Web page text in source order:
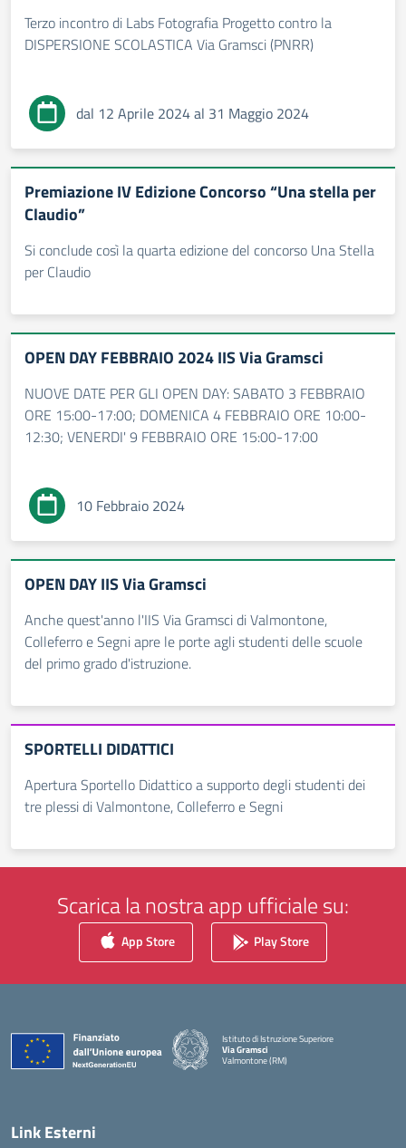
Terzo incontro di Labs Fotografia Progetto contro la
DISPERSIONE SCOLASTICA Via Gramsci (PNRR)
dal 12 Aprile 2024 al 31 Maggio 2024
Premiazione IV Edizione Concorso “Una stella per
Claudio”
Si conclude così la quarta edizione del concorso Una Stella
per Claudio
OPEN DAY FEBBRAIO 2024 IIS Via Gramsci
NUOVE DATE PER GLI OPEN DAY: SABATO 3 FEBBRAIO
ORE 15:00-17:00; DOMENICA 4 FEBBRAIO ORE 10:00-
12:30; VENERDI' 9 FEBBRAIO ORE 15:00-17:00
10 Febbraio 2024
OPEN DAY IIS Via Gramsci
Anche quest'anno l'IIS Via Gramsci di Valmontone,
Colleferro e Segni apre le porte agli studenti delle scuole
del primo grado d'istruzione.
SPORTELLI DIDATTICI
Apertura Sportello Didattico a supporto degli studenti dei
tre plessi di Valmontone, Colleferro e Segni
Scarica la nostra app ufficiale su:
App Store Play Store
Istituto di Istruzione Superiore
Via Gramsci
Valmontone (RM)
Link Esterni